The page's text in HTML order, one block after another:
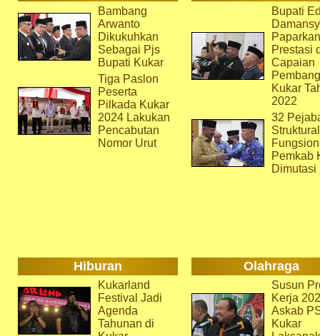
Bambang
Arwanto
Dikukuhkan
Sebagai Pjs
Bupati Kukar
Tiga Paslon
Peserta
Pilkada Kukar
2024 Lakukan
Pencabutan
Nomor Urut
Bupati
Paparkan
Prestasi
Capaian
Kukar
2022
32
Pemkab
Dimutasi
Hiburan Olahraga
Kukarland
Festival Jadi
Agenda
Tahunan di
Susun
Kerja
Askab
Kukar